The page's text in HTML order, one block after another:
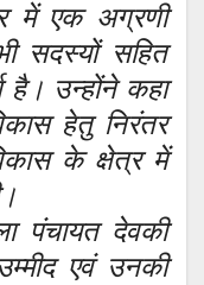
में एक अग्रणी
सदस्यों सहित
उन्होंने कहा
हेतु निरंतर
के क्षेत्र में
पंचायत देवकी
एवं उनकी